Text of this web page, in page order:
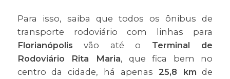
Para isso, saiba que todos os ônibus de
transporte rodoviário com linhas para
Florianópolis vão até o Terminal de
Rodoviário Rita Maria, que fica bem no
centro da cidade, há apenas 25,8 km de